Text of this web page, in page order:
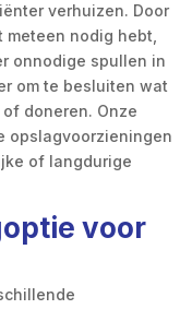
verhuizen. Door
nodig hebt,
onnodige spullen in
om te besluiten wat
doneren. Onze
opslagvoorzieningen
of langdurige
voor